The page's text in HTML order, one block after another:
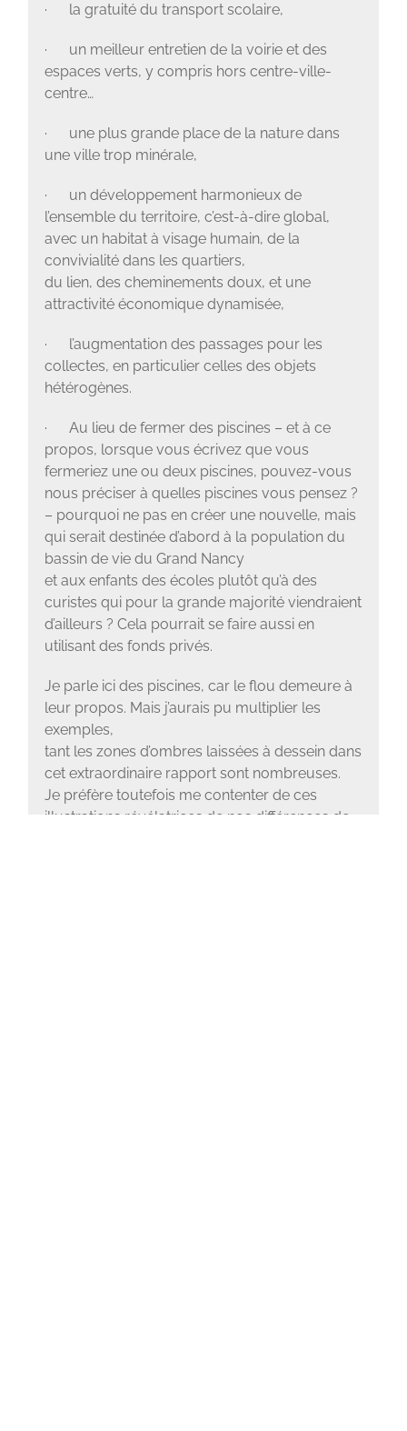
· la gratuité du transport scolaire,
· un meilleur entretien de la voirie et des
espaces verts, y compris hors centre-ville-
centre…
· une plus grande place de la nature dans
une ville trop minérale,
· un développement harmonieux de
l’ensemble du territoire, c’est-à-dire global,
avec un habitat à visage humain, de la
convivialité dans les quartiers,
du lien, des cheminements doux, et une
attractivité économique dynamisée,
· l’augmentation des passages pour les
collectes, en particulier celles des objets
hétérogènes.
· Au lieu de fermer des piscines – et à ce
propos, lorsque vous écrivez que vous
fermeriez une ou deux piscines, pouvez-vous
nous préciser à quelles piscines vous pensez ?
– pourquoi ne pas en créer une nouvelle, mais
qui serait destinée d’abord à la population du
bassin de vie du Grand Nancy
et aux enfants des écoles plutôt qu’à des
curistes qui pour la grande majorité viendraient
d’ailleurs ? Cela pourrait se faire aussi en
utilisant des fonds privés.
Je parle ici des piscines, car le flou demeure à
leur propos. Mais j’aurais pu multiplier les
exemples,
tant les zones d’ombres laissées à dessein dans
cet extraordinaire rapport sont nombreuses.
Je préfère toutefois me contenter de ces
illustrations révélatrices de nos différences de